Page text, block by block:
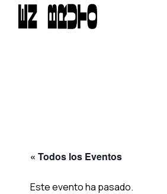
content
« Todos los Eventos
Este evento ha pasado.